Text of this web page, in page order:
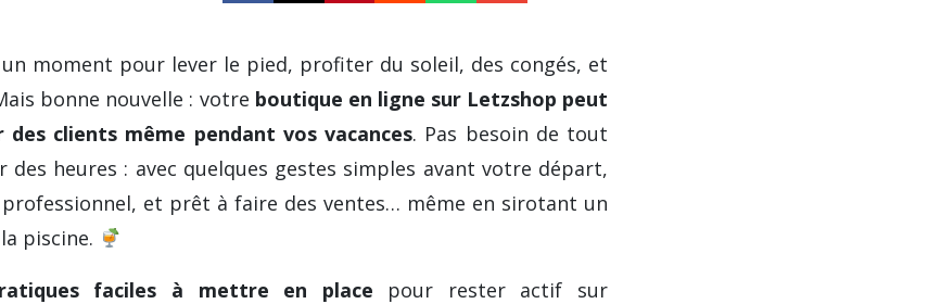
un moment pour lever le pied, profiter du soleil, des congés, et
bonne nouvelle : votre boutique en ligne sur Letzshop peut
clients même pendant vos vacances. Pas besoin de tout
des heures : avec quelques gestes simples avant votre départ,
et prêt à faire des ventes… même en sirotant un
piscine.
faciles à mettre en place pour rester actif sur